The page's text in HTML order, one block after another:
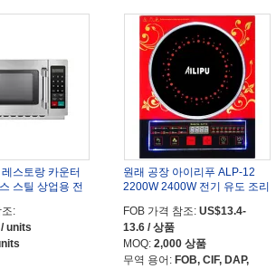
스토랑 카운터
스틸 상업용 전
조:
units
원래 공장 아이리푸 ALP-12
2200W 2400W 전기 유도 조리
FOB 가격 참조: US$13.4-
13.6 / 상품
MOQ: 2,000 상품
무역 용어: FOB, CIF, DAP,